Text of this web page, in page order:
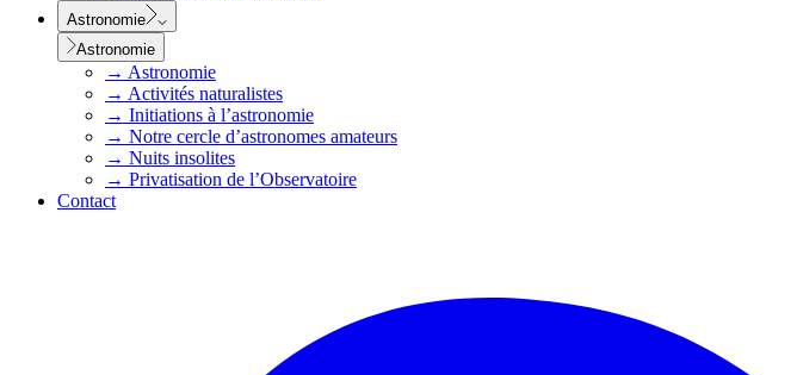
Astronomie
Astronomie
→ Astronomie
→ Activités naturalistes
→ Initiations à l’astronomie
→ Notre cercle d’astronomes amateurs
→ Nuits insolites
→ Privatisation de l’Observatoire
Contact